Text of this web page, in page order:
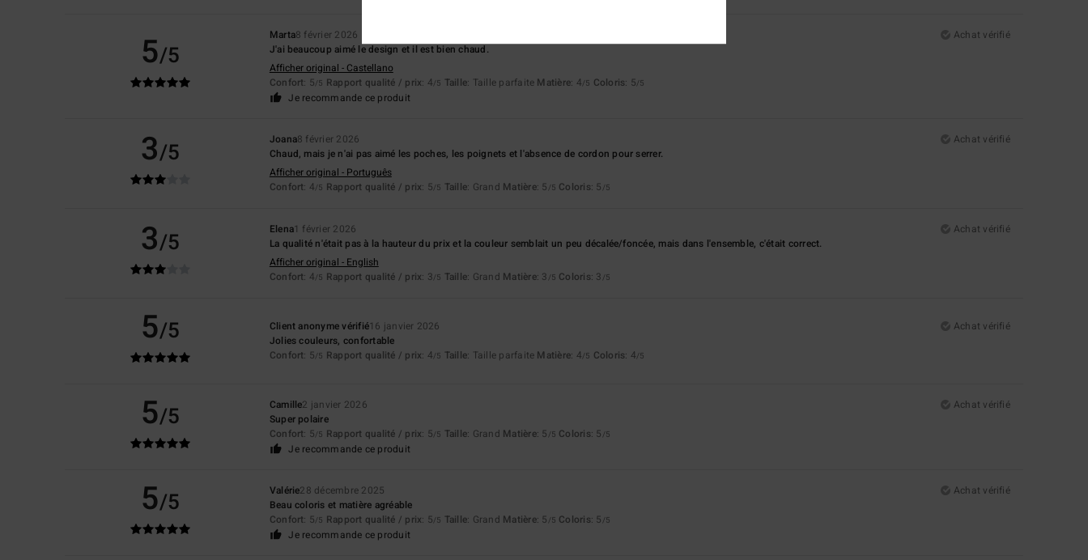
5/5
Marta8 février 2026
Achat vérifié
J'ai beaucoup aimé le design et il est bien chaud.
Afficher original - Castellano
Confort: 5/5 Rapport qualité / prix: 4/5 Taille: Taille parfaite Matière: 4/5 Coloris: 5/5
Je recommande ce produit
3/5 Joana8 février 2026
Achat vérifié
Chaud, mais je n'ai pas aimé les poches, les poignets et l'absence de cordon pour serrer.
Afficher original - Português
Confort: 4/5 Rapport qualité / prix: 5/5 Taille: Grand Matière: 5 /5 Coloris: 5 /5
3/5 Elena1 février 2026
Achat vérifié
La qualité n'était pas à la hauteur du prix et la couleur semblait un peu décalée/foncée, mais dans l'ensemble, c'était correct.
Afficher original - English
Confort: 4/5 Rapport qualité / prix: 3/5 Taille: Grand Matière: 3 /5 Coloris: 3 /5
5/5 Client anonyme vérifié16 janvier 2026
Achat vérifié
Jolies couleurs, confortable
Confort: 5/5 Rapport qualité / prix: 4/5 Taille: Taille parfaite Matière: 4/5 Coloris: 4/5
5/5 Camille2 janvier 2026
Achat vérifié
Super polaire
Confort: 5/5 Rapport qualité / prix: 5/5 Taille: Grand Matière: 5 /5 Coloris: 5 /5
Je recommande ce produit
5/5 Valérie28 décembre 2025
Achat vérifié
Beau coloris et matière agréable
Confort: 5/5 Rapport qualité / prix: 5/5 Taille: Grand Matière: 5 /5 Coloris: 5 /5
Je recommande ce produit